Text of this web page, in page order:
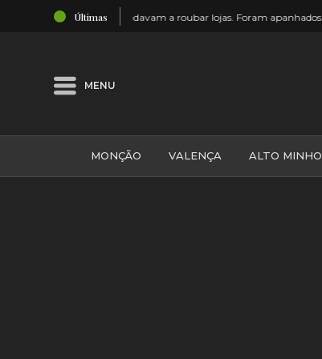
Últimas
em hipermercado 19:18 Monção: Mais um grupo de
MENU
MONÇÃO VALENÇA ALTO MINHO